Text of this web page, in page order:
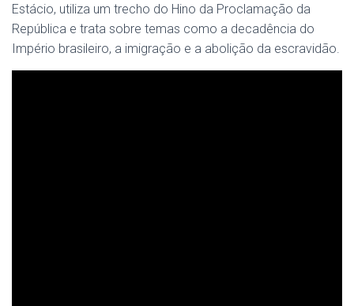
Estácio, utiliza um trecho do Hino da Proclamação da
República e trata sobre temas como a decadência do
Império brasileiro, a imigração e a abolição da escravidão.